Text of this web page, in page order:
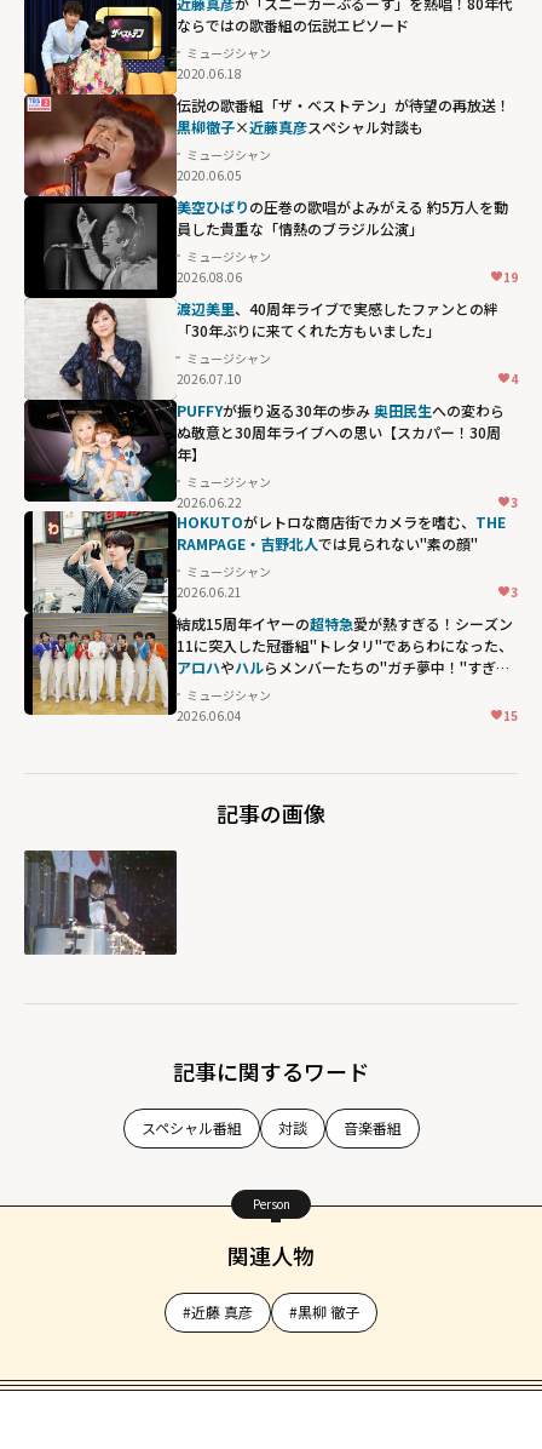
ならではの歌番組の伝説エピソード
ミュージシャン
2020.06.18
伝説の歌番組「ザ・ベストテン」が待望の再放送！
黒柳徹子×近藤真彦スペシャル対談も
ミュージシャン
2020.06.05
美空ひばりの圧巻の歌唱がよみがえる 約5万人を動
員した貴重な「情熱のブラジル公演」
ミュージシャン
2026.08.06
19
渡辺美里、40周年ライブで実感したファンとの絆
「30年ぶりに来てくれた方もいました」
ミュージシャン
2026.07.10
4
PUFFYが振り返る30年の歩み奥田民生への変わら
ぬ敬意と30周年ライブへの思い【スカパー！30周
年】
ミュージシャン
2026.06.22
3
HOKUTOがレトロな商店街でカメラを嗜む、 THE
RAMPAGE・吉野北人では見られない"素の顔"
ミュージシャン
2026.06.21
3
ぶり"
width="304"
height="203"
loading="lazy"
fetchpriority="h
結成15周年イヤーの超特急愛が熱すぎる！シーズン
11に突入した冠番組"トレタリ"であらわになった、
アロハやハルらメンバーたちの"ガチ夢中！"すぎる
偏愛ぶり
ミュージシャン
2026.06.04
15
記事の画像
記事に関するワード
スペシャル番組 対談 音楽番組
Person
関連人物
#近藤 真彦 #黒柳 徹子